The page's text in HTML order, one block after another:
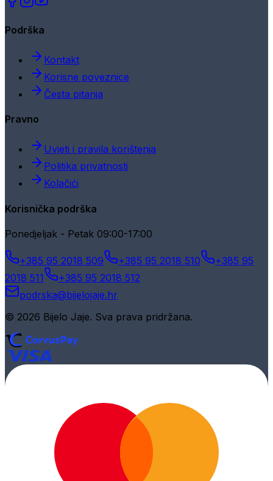
Podrška
Kontakt
Korisne poveznice
Česta pitanja
Pravno
Uvjeti i pravila korištenja
Politika privatnosti
Kolačići
Korisnička podrška
Ponedjeljak - Petak 09:00-17:00
+385 95 2018 509 +385 95 2018 510
+385 95
2018 511
+385 95 2018 512
podrska@bijelojaje.hr
© 2026 Bijelo Jaje. Sva prava pridržana.